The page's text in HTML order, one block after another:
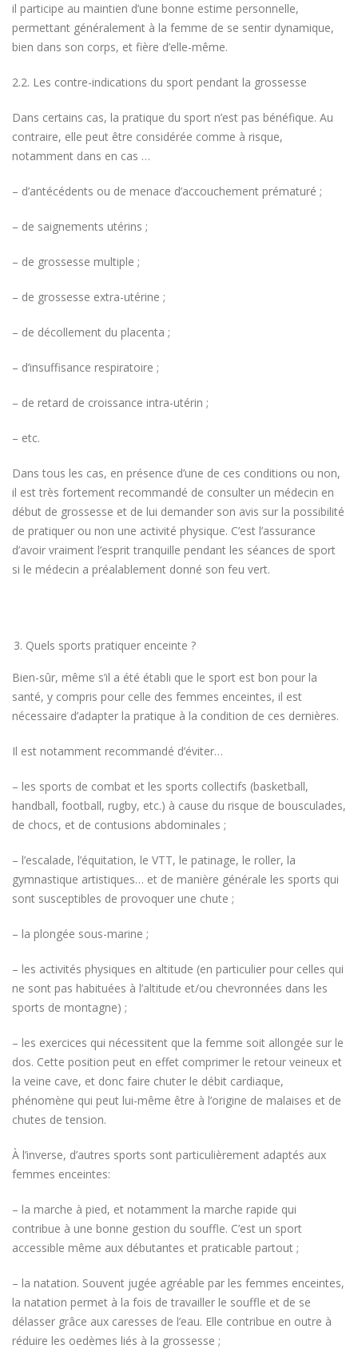
il participe au maintien d’une bonne estime personnelle,
permettant généralement à la femme de se sentir dynamique,
bien dans son corps, et fière d’elle-même.
2.2. Les contre-indications du sport pendant la grossesse
Dans certains cas, la pratique du sport n’est pas bénéfique. Au
contraire, elle peut être considérée comme à risque,
notamment dans en cas …
– d’antécédents ou de menace d’accouchement prématuré ;
– de saignements utérins ;
– de grossesse multiple ;
– de grossesse extra-utérine ;
– de décollement du placenta ;
– d’insuffisance respiratoire ;
– de retard de croissance intra-utérin ;
– etc.
Dans tous les cas, en présence d’une de ces conditions ou non,
il est très fortement recommandé de consulter un médecin en
début de grossesse et de lui demander son avis sur la possibilité
de pratiquer ou non une activité physique. C’est l’assurance
d’avoir vraiment l’esprit tranquille pendant les séances de sport
si le médecin a préalablement donné son feu vert.
Quels sports pratiquer enceinte ?
Bien-sûr, même s’il a été établi que le sport est bon pour la
santé, y compris pour celle des femmes enceintes, il est
nécessaire d’adapter la pratique à la condition de ces dernières.
Il est notamment recommandé d’éviter…
– les sports de combat et les sports collectifs (basketball,
handball, football, rugby, etc.) à cause du risque de bousculades,
de chocs, et de contusions abdominales ;
– l’escalade, l’équitation, le VTT, le patinage, le roller, la
gymnastique artistiques… et de manière générale les sports qui
sont susceptibles de provoquer une chute ;
– la plongée sous-marine ;
– les activités physiques en altitude (en particulier pour celles qui
ne sont pas habituées à l’altitude et/ou chevronnées dans les
sports de montagne) ;
– les exercices qui nécessitent que la femme soit allongée sur le
dos. Cette position peut en effet comprimer le retour veineux et
la veine cave, et donc faire chuter le débit cardiaque,
phénomène qui peut lui-même être à l’origine de malaises et de
chutes de tension.
À l’inverse, d’autres sports sont particulièrement adaptés aux
femmes enceintes:
– la marche à pied, et notamment la marche rapide qui
contribue à une bonne gestion du souffle. C’est un sport
accessible même aux débutantes et praticable partout ;
– la natation. Souvent jugée agréable par les femmes enceintes,
la natation permet à la fois de travailler le souffle et de se
délasser grâce aux caresses de l’eau. Elle contribue en outre à
réduire les oedèmes liés à la grossesse ;